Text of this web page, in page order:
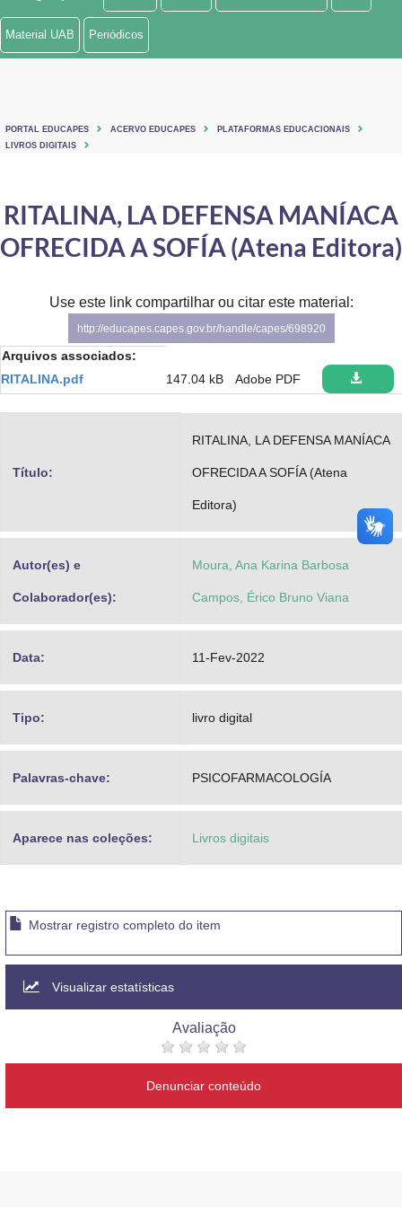
Ministério de Minas e Energia
Ministério do Turismo
Controladoria-Geral da União
Ministério da Mulher, da Família e dos Direitos Humanos
Secretaria-Geral
Gabinete de Segurança Institucional
Material UAB Periódicos
PORTAL EDUCAPES ACERVO EDUCAPES
PLATAFORMAS EDUCACIONAIS
LIVROS DIGITAIS
RITALINA, LA DEFENSA MANÍACA
OFRECIDA A SOFÍA (Atena Editora)
Use este link compartilhar ou citar este material:
http://educapes.capes.gov.br/handle/capes/698920
Arquivos associados:
RITALINA.pdf
147.04 kB Adobe PDF
Título:
RITALINA, LA DEFENSA MANÍACA
OFRECIDA A SOFÍA (Atena
Editora)
Autor(es) e
Colaborador(es):
Moura, Ana Karina Barbosa
Campos, Érico Bruno Viana
Data: 11-Fev-2022
Tipo: livro digital
Palavras-chave: PSICOFARMACOLOGÍA
Aparece nas coleções: Livros digitais
Mostrar registro completo do item
Visualizar estatísticas
Avaliação
Denunciar conteúdo